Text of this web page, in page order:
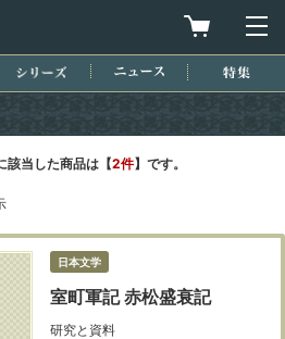
買物カゴを
報 シリーズ ニュース
該当した商品は【2件】です。
日本文学
室町軍記 赤松盛衰記
研究と資料